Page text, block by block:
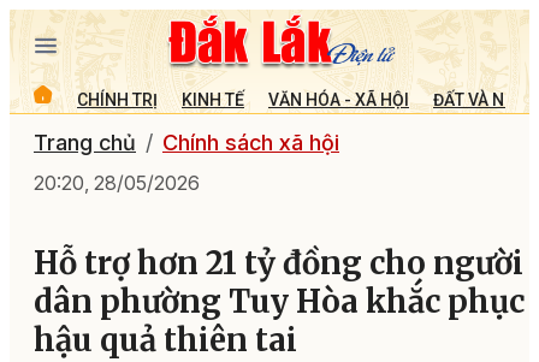
CHÍNH TRỊ KINH TẾ VĂN HÓA - XÃ HỘI ĐẤT VÀ
Trang chủ Chính sách xã hội
20:20, 28/05/2026
Hỗ trợ hơn 21 tỷ đồng cho người
dân phường Tuy Hòa khắc phục
hậu quả thiên tai